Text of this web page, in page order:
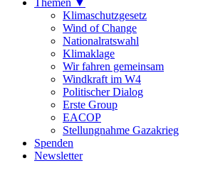
Themen ▼
Klimaschutzgesetz
Wind of Change
Nationalratswahl
Klimaklage
Wir fahren gemeinsam
Windkraft im W4
Politischer Dialog
Erste Group
EACOP
Stellungnahme Gazakrieg
Spenden
Newsletter